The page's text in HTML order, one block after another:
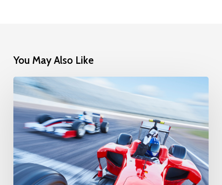
You May Also Like
Når
forsikringsselskaber
mangler
adgang
til
de
rigtige